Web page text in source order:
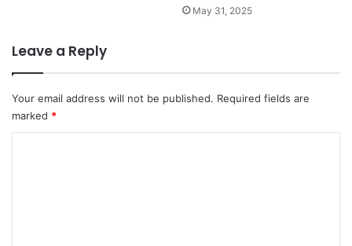
May 31, 2025
Leave a Reply
Your email address will not be published. Required fields are
marked *